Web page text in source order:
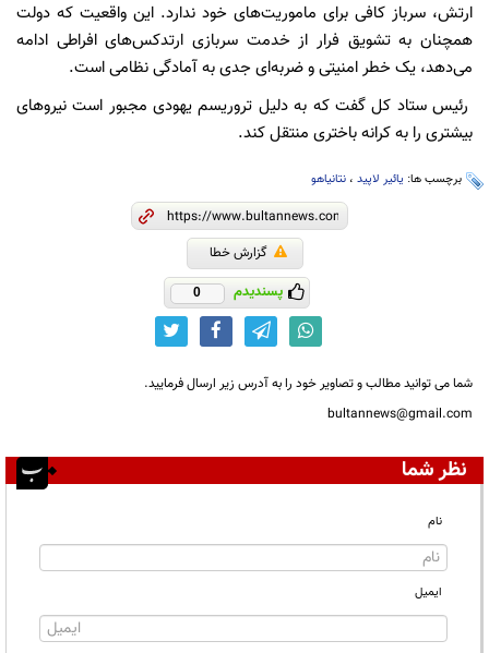
ارتش، سرباز کافی برای ماموریت‌های خود ندارد. این واقعیت که دولت
همچنان به تشویق فرار از خدمت سربازی ارتدکس‌های افراطی ادامه
می‌دهد، یک خطر امنیتی و ضربه‌ای جدی به آمادگی نظامی است.
رئیس ستاد کل گفت که به دلیل تروریسم یهودی مجبور است نیروهای
بیشتری را به کرانه باختری منتقل کند.
برچسب ها: یائیر لاپید ، نتانیاهو
گزارش خطا
پسندیدم 0
شما می توانید مطالب و تصاویر خود را به آدرس زیر ارسال فرمایید.
bultannews@gmail.com
نظر شما
نام
ایمیل